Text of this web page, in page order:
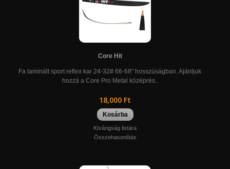
Core Hit
Fa laminált sport reflex kar 24-32# 66-68" hosszúságban. Ajánljuk
hozzá a Core Pro Metal középrés..
18,000 Ft
Kosárba
Kívángság listára
Összehasonlítás